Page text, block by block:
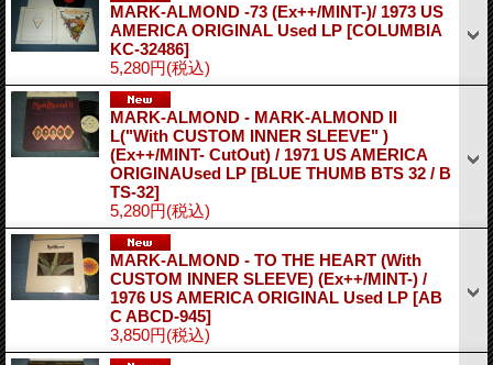
MARK-ALMOND -73 (Ex++/MINT-)/ 1973 US
AMERICA ORIGINAL Used LP [COLUMBIA
KC-32486]
5,280円(税込)
MARK-ALMOND - MARK-ALMOND II
L("With CUSTOM INNER SLEEVE" )
(Ex++/MINT- CutOut) / 1971 US AMERICA
ORIGINAUsed LP [BLUE THUMB BTS 32 / B
TS-32]
5,280円(税込)
MARK-ALMOND - TO THE HEART (With
CUSTOM INNER SLEEVE) (Ex++/MINT-) /
1976 US AMERICA ORIGINAL Used LP [AB
C ABCD-945]
3,850円(税込)